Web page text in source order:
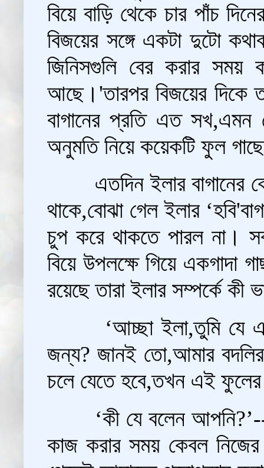
বিয়ে বাড়ি থেকে চার পাঁচ
বিজয়ের সঙ্গে একটা দুটো
জিনিসগুলি বের করার সময়
আছে।'তারপর বিজয়ের দিকে
বাগানের প্রতি এত সখ,এমন
অনুমতি নিয়ে কয়েকটি ফুল
এতদিন ইলার
থাকে,বোঝা গেল ইলার
চুপ করে থাকতে পারল না।
বিয়ে উপলক্ষে গিয়ে একগাদা
রয়েছে তারা ইলার সম্পর্কে কী
‘আচ্ছা ইলা,তুমি যে
জন্য? জানই তো,আমার
চলে যেতে হবে,তখন এই ফুলের
‘কী যে বলেন
কাজ করার সময় কেবল